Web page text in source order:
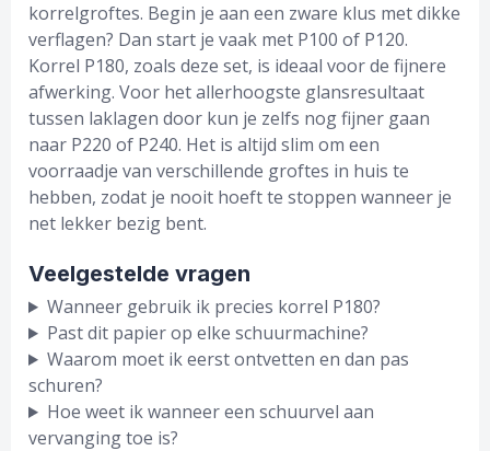
korrelgroftes. Begin je aan een zware klus met dikke
verflagen? Dan start je vaak met P100 of P120.
Korrel P180, zoals deze set, is ideaal voor de fijnere
afwerking. Voor het allerhoogste glansresultaat
tussen laklagen door kun je zelfs nog fijner gaan
naar P220 of P240. Het is altijd slim om een
voorraadje van verschillende groftes in huis te
hebben, zodat je nooit hoeft te stoppen wanneer je
net lekker bezig bent.
Veelgestelde vragen
Wanneer gebruik ik precies korrel P180?
Past dit papier op elke schuurmachine?
Waarom moet ik eerst ontvetten en dan pas
schuren?
Hoe weet ik wanneer een schuurvel aan
vervanging toe is?